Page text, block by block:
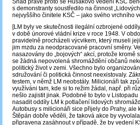
Snad právě proto se Husákovo vedení KSČ
s demonstranty soustředilo na činnost
nejvyššího činitele KSČ – jako svého vrchního
[LM byly ve skutečnosti ilegální ozbrojené
v době únorové vládní krize v roce 1948. V
pravidelně procházeli výcvikem, který museli
jim mzdu za neodpracované pracovní směny.
nasazovány do „bojových“ akcí, protože kromě
se žádná nepovolená shromáždění občanů
politický život v zemi. Všechno bylo
sdružování či politická činnost neexistovaly.
testem, v němž LM neobstály. Milicionáři tak
využíváni tam, kde si to režim žádal, např. při
nešlo zajistit jinak. Podobné to bylo v
nasadit oddíly LM k potlačení lidových
Autobusy s milicionáři sice přijely do Prahy,
Štěpán dobře věděli, že taková akce by
připravena zasáhnout v případě, že by vedení